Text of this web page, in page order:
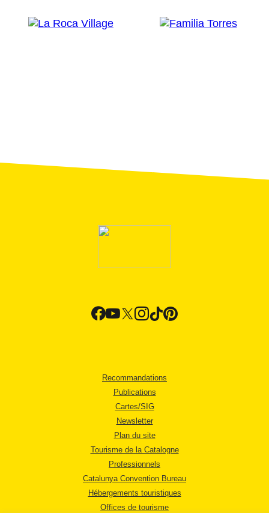
Recommandations
Publications
Cartes/SIG
Newsletter
Plan du site
Tourisme de la Catalogne
Professionnels
Catalunya Convention Bureau
Hébergements touristiques
Offices de tourisme